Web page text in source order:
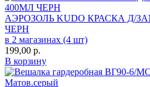
АЭРОЗОЛЬ KUDO КРАСКА Д/
ЧЕРН
в 2 магазинах (4 шт)
199,00 р.
В корзину